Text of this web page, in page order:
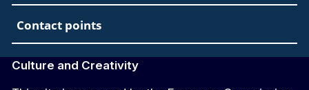
Contact points
Culture and Creativity